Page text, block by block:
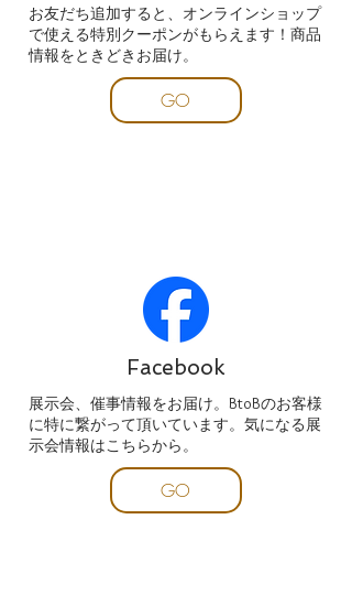
お友だち追加すると、オンラインショップ
で使える特別クーポンがもらえます！商品
情報をときどきお届け。
GO
Facebook
​展示会、催事情報をお届け。BtoBのお客様
に特に繋がって頂いています。気になる展
示会情報はこちらから。
GO